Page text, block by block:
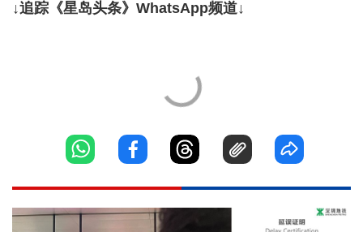
↓追踪《星岛头条》WhatsApp频道↓